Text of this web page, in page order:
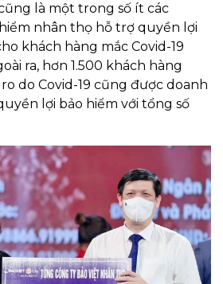
là một trong số ít các
nhân thọ hỗ trợ quyền lợi
khách hàng mắc Covid-19
ra, hơn 1.500 khách hàng
do Covid-19 cũng được doanh
lợi bảo hiểm với tổng số